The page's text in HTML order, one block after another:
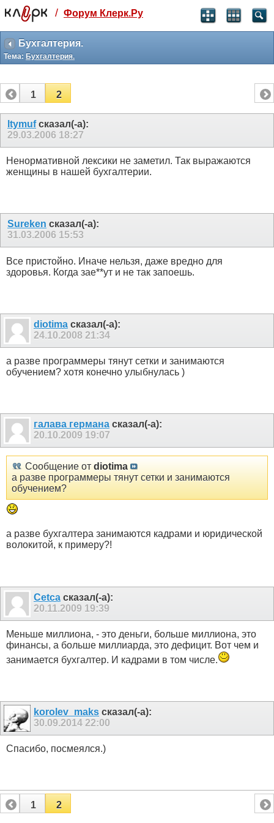
Святые угодники, Клерк без рекламы
прекрасен:)
месяц
3 месяца
259 ₽
-10%
полгода
499 ₽
-15%
Отмена Оплатить
/ Форум Клерк.Ру
Бухгалтерия.
Тема: Бухгалтерия.
1 2
ltymufсказал(-а):
29.03.2006 18:27
Ненормативной лексики не заметил. Так выражаются
женщины в нашей бухгалтерии.
Sureken сказал(-а):
31.03.2006 15:53
Все пристойно. Иначе нельзя, даже вредно для
здоровья. Когда зае**ут и не так запоешь.
diotima сказал(-а):
24.10.2008 21:34
а разве программеры тянут сетки и занимаются
обучением? хотя конечно улыбнулась )
галава германа сказал(-а):
20.10.2009 19:07
Сообщение от diotima
а разве программеры тянут сетки и занимаются
обучением?
а разве бухгалтера занимаются кадрами и юридической
волокитой, к примеру?!
Cetca сказал(-а):
20.11.2009 19:39
Меньше миллиона, - это деньги, больше миллиона, это
финансы, а больше миллиарда, это дефицит. Вот чем и
занимается бухгалтер. И кадрами в том числе.
korolev_maks сказал(-а):
30.09.2014 22:00
Спасибо, посмеялся.)
1 2